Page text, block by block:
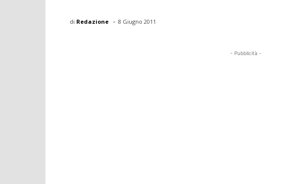
di Redazione - 8 Giugno 2011
- Pubblicità -